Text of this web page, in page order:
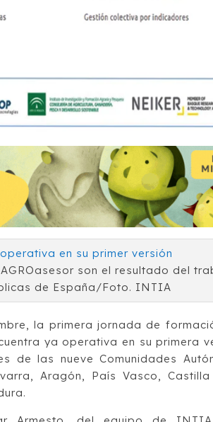
son el resultado del
de España/Foto. INTIA
la primera jornada de
ya operativa en su primera
de las nueve Comunidades
Aragón, País Vasco, Castilla